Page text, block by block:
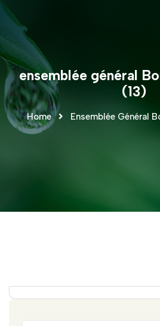
ensemblée général
(13)
Home Ensemblée Général